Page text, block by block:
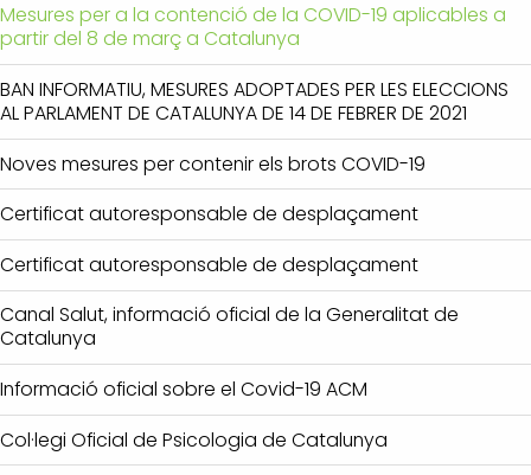
Mesures per a la contenció de la COVID-19 aplicables a
partir del 8 de març a Catalunya
BAN INFORMATIU, MESURES ADOPTADES PER LES ELECCIONS
AL PARLAMENT DE CATALUNYA DE 14 DE FEBRER DE 2021
Noves mesures per contenir els brots COVID-19
Certificat autoresponsable de desplaçament
Certificat autoresponsable de desplaçament
Canal Salut, informació oficial de la Generalitat de
Catalunya
Informació oficial sobre el Covid-19 ACM
Col·legi Oficial de Psicologia de Catalunya